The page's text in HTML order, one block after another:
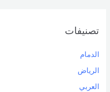
تصنيفات
الدمام
الرياض
العربي